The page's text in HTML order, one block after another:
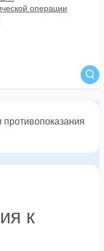
операции
противопоказания
к